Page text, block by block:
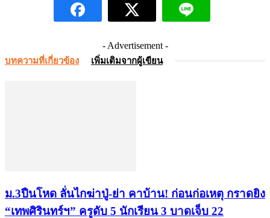
- Advertisement -
บทความที่เกี่ยวข้อง เพิ่มเติมจากผู้เขียน
ม.3ปืนโหด ลั่นไกฆ่าปู่-ย่า คาบ้าน! ก่อนก่อเหตุ กราดยิง
“เทพศิรินทร์ฯ” ครูดับ 5 นักเรียน 3 บาดเจ็บ 22